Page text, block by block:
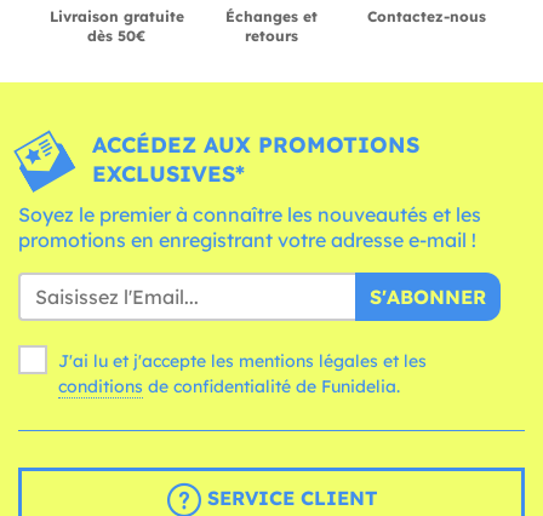
Livraison gratuite
dès 50€
Échanges et
retours
Contactez-nous
ACCÉDEZ AUX PROMOTIONS
EXCLUSIVES*
Soyez le premier à connaître les nouveautés et les
promotions en enregistrant votre adresse e-mail !
S'ABONNER
J'ai lu et j'accepte les mentions légales et les
conditions de confidentialité de Funidelia.
SERVICE CLIENT